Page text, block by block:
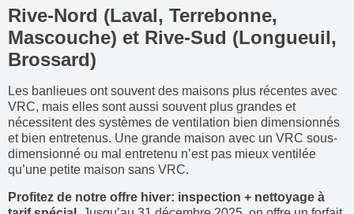
Rive-Nord (Laval, Terrebonne,
Mascouche) et Rive-Sud (Longueuil,
Brossard)
Les banlieues ont souvent des maisons plus récentes avec
VRC, mais elles sont aussi souvent plus grandes et
nécessitent des systèmes de ventilation bien dimensionnés
et bien entretenus. Une grande maison avec un VRC sous-
dimensionné ou mal entretenu n’est pas mieux ventilée
qu’une petite maison sans VRC.
Profitez de notre offre hiver: inspection + nettoyage à